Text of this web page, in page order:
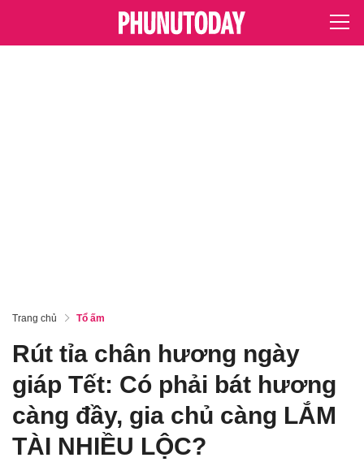
Trang chủ Tổ ấm
Rút tỉa chân hương ngày
giáp Tết: Có phải bát hương
càng đầy, gia chủ càng LẮM
TÀI NHIỀU LỘC?